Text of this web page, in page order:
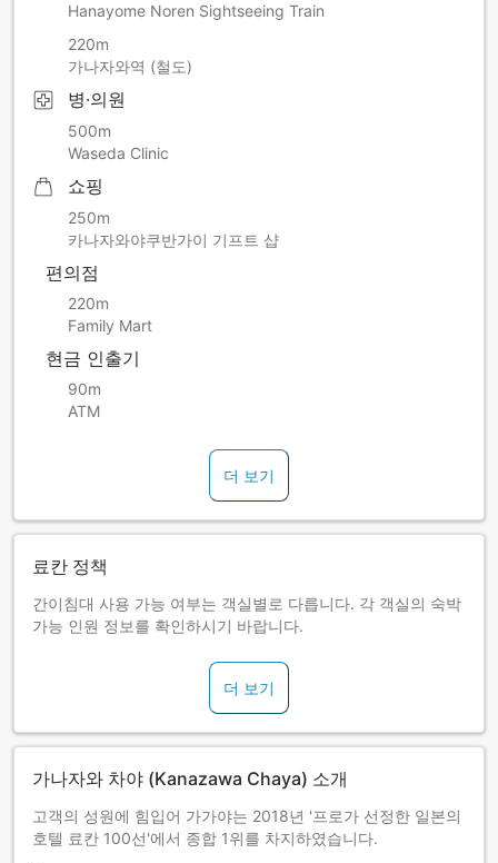
Hanayome Noren Sightseeing Train
220m
가나자와역 (철도)
병·의원
500m
Waseda Clinic
쇼핑
250m
카나자와야쿠반가이 기프트 샵
편의점
220m
Family Mart
현금 인출기
90m
ATM
더 보기
료칸 정책
간이침대 사용 가능 여부는 객실별로 다릅니다. 각 객실의 숙박
가능 인원 정보를 확인하시기 바랍니다.
더 보기
가나자와 차야 (Kanazawa Chaya) 소개
고객의 성원에 힘입어 가가야는 2018년 '프로가 선정한 일본의
호텔 료칸 100선'에서 종합 1위를 차지하였습니다.